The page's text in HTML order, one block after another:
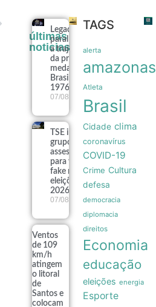
últimas
noticias
Legado
paralímpico:
a trajetória
da primeira
medalha do
Brasil em
1976
07/08
TSE institui
grupo de
assessoramento
para vigiar IA e
fake news nas
eleições de
2026
07/08
Ventos
de 109
km/h
atingem
o litoral
de
Santos e
colocam
TAGS
alerta
amazonas
Atleta
Brasil
Cidade clima
coronavírus
COVID-19
Crime Cultura
defesa
democracia
diplomacia
direitos
Economia
educação
eleições energia
Esporte